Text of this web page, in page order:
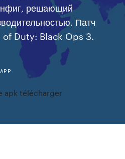
решающий
Патч
of Duty: Black Ops 3.
apk télécharger